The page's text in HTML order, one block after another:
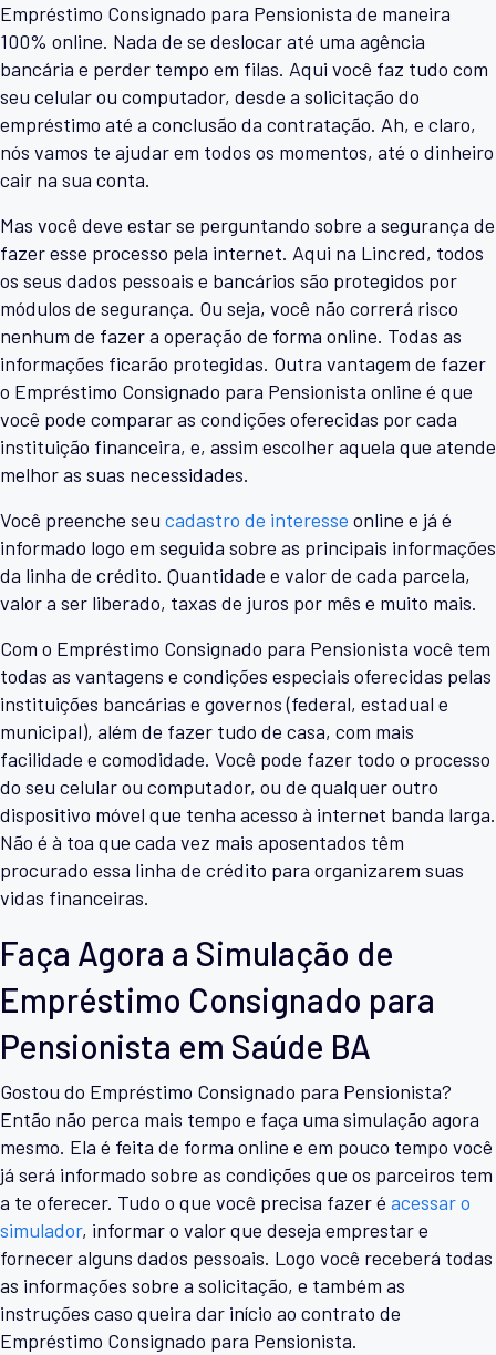
Empréstimo Consignado para Pensionista de maneira
100% online. Nada de se deslocar até uma agência
bancária e perder tempo em filas. Aqui você faz tudo com
seu celular ou computador, desde a solicitação do
empréstimo até a conclusão da contratação. Ah, e claro,
nós vamos te ajudar em todos os momentos, até o dinheiro
cair na sua conta.
Mas você deve estar se perguntando sobre a segurança de
fazer esse processo pela internet. Aqui na Lincred, todos
os seus dados pessoais e bancários são protegidos por
módulos de segurança. Ou seja, você não correrá risco
nenhum de fazer a operação de forma online. Todas as
informações ficarão protegidas. Outra vantagem de fazer
o Empréstimo Consignado para Pensionista online é que
você pode comparar as condições oferecidas por cada
instituição financeira, e, assim escolher aquela que atende
melhor as suas necessidades.
Você preenche seu cadastro de interesse online e já é
informado logo em seguida sobre as principais informações
da linha de crédito. Quantidade e valor de cada parcela,
valor a ser liberado, taxas de juros por mês e muito mais.
Com o Empréstimo Consignado para Pensionista você tem
todas as vantagens e condições especiais oferecidas pelas
instituições bancárias e governos (federal, estadual e
municipal), além de fazer tudo de casa, com mais
facilidade e comodidade. Você pode fazer todo o processo
do seu celular ou computador, ou de qualquer outro
dispositivo móvel que tenha acesso à internet banda larga.
Não é à toa que cada vez mais aposentados têm
procurado essa linha de crédito para organizarem suas
vidas financeiras.
Faça Agora a Simulação de
Empréstimo Consignado para
Pensionista em Saúde BA
Gostou do Empréstimo Consignado para Pensionista?
Então não perca mais tempo e faça uma simulação agora
mesmo. Ela é feita de forma online e em pouco tempo você
já será informado sobre as condições que os parceiros tem
a te oferecer. Tudo o que você precisa fazer é acessar o
simulador, informar o valor que deseja emprestar e
fornecer alguns dados pessoais. Logo você receberá todas
as informações sobre a solicitação, e também as
instruções caso queira dar início ao contrato de
Empréstimo Consignado para Pensionista.